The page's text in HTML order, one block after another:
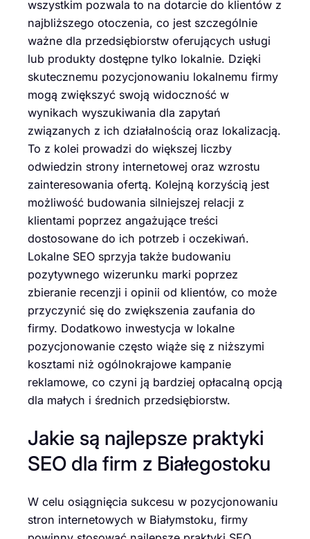
wszystkim pozwala to na dotarcie do klientów z
najbliższego otoczenia, co jest szczególnie
ważne dla przedsiębiorstw oferujących usługi
lub produkty dostępne tylko lokalnie. Dzięki
skutecznemu pozycjonowaniu lokalnemu firmy
mogą zwiększyć swoją widoczność w
wynikach wyszukiwania dla zapytań
związanych z ich działalnością oraz lokalizacją.
To z kolei prowadzi do większej liczby
odwiedzin strony internetowej oraz wzrostu
zainteresowania ofertą. Kolejną korzyścią jest
możliwość budowania silniejszej relacji z
klientami poprzez angażujące treści
dostosowane do ich potrzeb i oczekiwań.
Lokalne SEO sprzyja także budowaniu
pozytywnego wizerunku marki poprzez
zbieranie recenzji i opinii od klientów, co może
przyczynić się do zwiększenia zaufania do
firmy. Dodatkowo inwestycja w lokalne
pozycjonowanie często wiąże się z niższymi
kosztami niż ogólnokrajowe kampanie
reklamowe, co czyni ją bardziej opłacalną opcją
dla małych i średnich przedsiębiorstw.
Jakie są najlepsze praktyki
SEO dla firm z Białegostoku
W celu osiągnięcia sukcesu w pozycjonowaniu
stron internetowych w Białymstoku, firmy